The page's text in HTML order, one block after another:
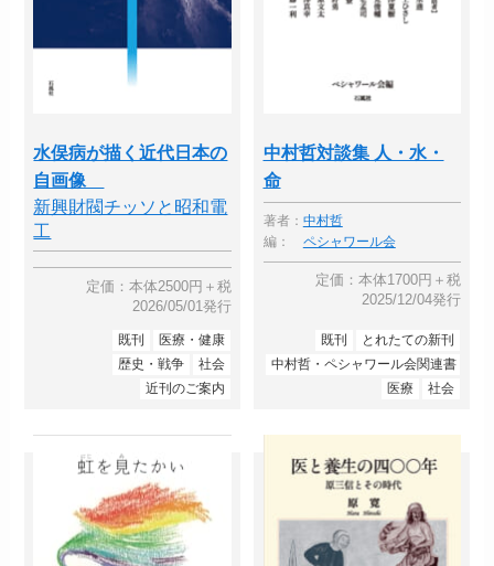
水俣病が描く近代日本の
自画像
新興財閥チッソと昭和電
工
定価：本体2500円＋税
2026/05/01発行
既刊
医療・健康
歴史・戦争
社会
近刊のご案内
中村哲対談集 人・水・
命
著者： 中村哲
編：
ペシャワール会
定価：本体1700円＋税
2025/12/04発行
既刊
とれたての新刊
中村哲・ペシャワール会関連書
医療
社会